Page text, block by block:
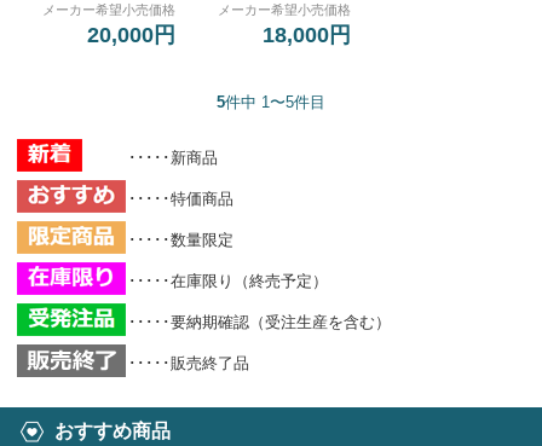
メーカー希望小売価格
20,000円
メーカー希望小売価格
18,000円
5件中 1〜5件目
･････新商品
･････特価商品
･････数量限定
･････在庫限り（終売予定）
･････要納期確認（受注生産を含む）
･････販売終了品
おすすめ商品